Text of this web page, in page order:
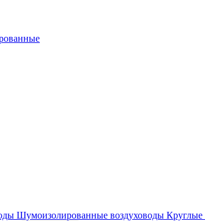
Шумоизолированные воздуховоды Круглые